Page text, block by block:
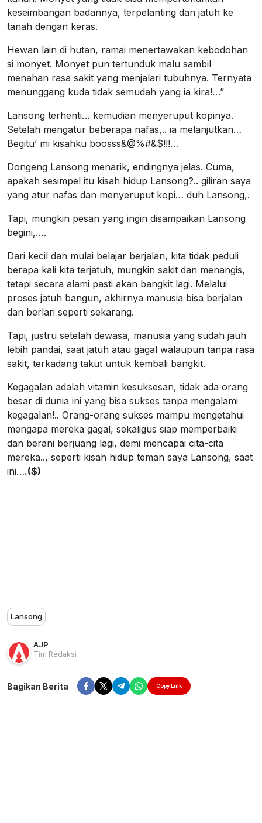
keseimbangan badannya, terpelanting dan jatuh ke
tanah dengan keras.
Hewan lain di hutan, ramai menertawakan kebodohan
si monyet. Monyet pun tertunduk malu sambil
menahan rasa sakit yang menjalari tubuhnya. Ternyata
menunggang kuda tidak semudah yang ia kira!…”
Lansong terhenti… kemudian menyeruput kopinya.
Setelah mengatur beberapa nafas,.. ia melanjutkan…
Begitu’ mi kisahku boosss&@%#&$!!!…
Dongeng Lansong menarik, endingnya jelas. Cuma,
apakah sesimpel itu kisah hidup Lansong?.. giliran saya
yang atur nafas dan menyeruput kopi… duh Lansong,.
Tapi, mungkin pesan yang ingin disampaikan Lansong
begini,….
Dari kecil dan mulai belajar berjalan, kita tidak peduli
berapa kali kita terjatuh, mungkin sakit dan menangis,
tetapi secara alami pasti akan bangkit lagi. Melalui
proses jatuh bangun, akhirnya manusia bisa berjalan
dan berlari seperti sekarang.
Tapi, justru setelah dewasa, manusia yang sudah jauh
lebih pandai, saat jatuh atau gagal walaupun tanpa rasa
sakit, terkadang takut untuk kembali bangkit.
Kegagalan adalah vitamin kesuksesan, tidak ada orang
besar di dunia ini yang bisa sukses tanpa mengalami
kegagalan!.. Orang-orang sukses mampu mengetahui
mengapa mereka gagal, sekaligus siap memperbaiki
dan berani berjuang lagi, demi mencapai cita-cita
mereka.., seperti kisah hidup teman saya Lansong, saat
ini….($)
Lansong
AJP
Tim Redaksi
Bagikan Berita Copy Link